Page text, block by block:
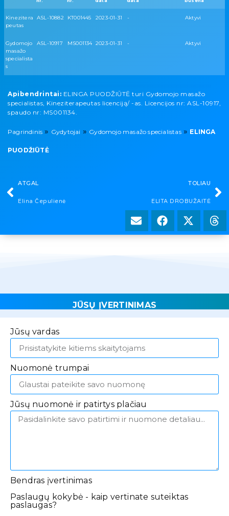
Kinezitera
peutas
ASL-10882 KT001445 2023-01-31 - Aktyvi
Gydomojo
masažo
specialista
s
ASL-10917 MS001134 2023-01-31 - Aktyvi
Apibendrintai: ELINGA PUODŽIŪTĖ turi Gydomojo masažo
specialistas, Kineziterapeutas licenciją/ -as. Licencijos nr: ASL-10917,
spaudo nr: MS001134.
Pagrindinis » Gydytojai » Gydomojo masažo specialistas» ELINGA
PUODŽIŪTĖ
ATGAL
Elina Čepulienė
TOLIAU
ELITA DROBUŽAITĖ
JŪSŲ ĮVERTINIMAS
Jūsų vardas
Nuomonė trumpai
Jūsų nuomonė ir patirtys plačiau
Bendras įvertinimas
Paslaugų kokybė - kaip vertinate suteiktas
paslaugas?